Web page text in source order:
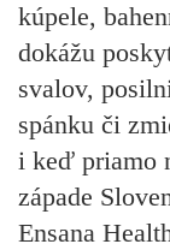
kúpele,
dokážu
svalov,
spánku či
i keď priamo
západe
Ensana